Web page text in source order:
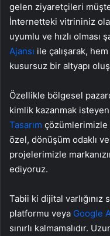
gelen ziyaretçileri
İnternetteki vitrininiz
uyumlu ve hızlı olması
Ajansı ile çalışarak,
kusursuz bir altyapı
Özellikle bölgesel
kimlik kazanmak
Tasarım çözümlerimizle
özel, dönüşüm odaklı
projelerimizle
ediyoruz.
Tabii ki dijital varlığınız
platformu veya Google
sınırlı kalmamalıdır.